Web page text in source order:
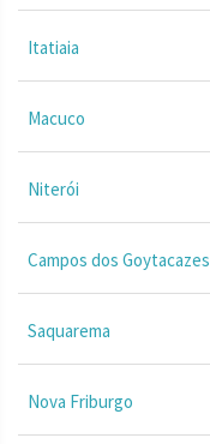
Itatiaia
Macuco
Niterói
Campos dos Goytacazes
Saquarema
Nova Friburgo